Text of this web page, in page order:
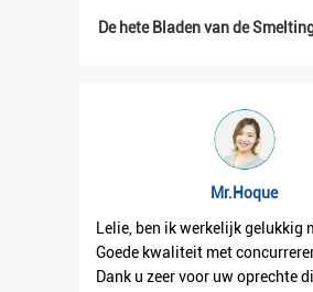
De hete Bladen van de
Mr.Hoque
Lelie, ben ik werkelijk gelukkig
Goede kwaliteit met
Dank u zeer voor uw oprechte